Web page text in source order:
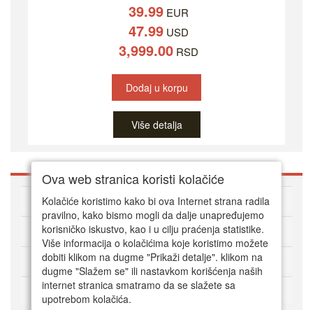
39.99EUR
47.99USD
3,999.00RSD
Dodaj u korpu
Više detalja
O DVD Zoni
Kako kupovati online
Korisnički servis
Način plaćanja
Ova web stranica koristi kolačiće
Kolačiće koristimo kako bi ova Internet strana radila
pravilno, kako bismo mogli da dalje unapređujemo
korisničko iskustvo, kao i u cilju praćenja statistike.
Više informacija o kolačićima koje koristimo možete
dobiti klikom na dugme "Prikaži detalje". klikom na
dugme "Slažem se" ili nastavkom korišćenja naših
internet stranica smatramo da se slažete sa
upotrebom kolačića.